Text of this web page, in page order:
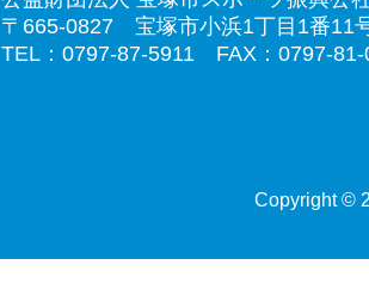
〒665-0827 宝塚市小浜1丁目1番11
TEL：0797-87-5911 FAX：0797-81-
Copyright ©